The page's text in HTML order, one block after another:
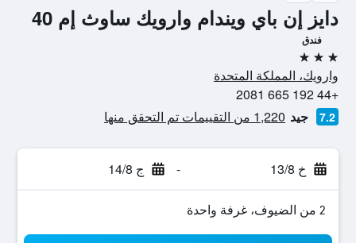
دايز إن باي ويندام وارويك ساوث إم 40
فندق
3 نجوم
وارويك، المملكة المتحدة
+44 192 665 2081
7.2 جيد 1,220 من التقييمات تم التحقق منها
خ 13/8 - ج 14/8
2 من الضيوف، غرفة واحدة